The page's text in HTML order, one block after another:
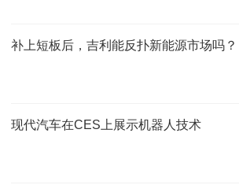
补上短板后，吉利能反扑新能源市场吗？
现代汽车在CES上展示机器人技术